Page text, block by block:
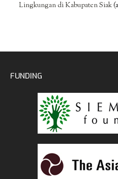
Lingkungan di Kabupaten Siak
FUNDING